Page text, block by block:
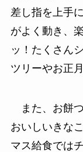
差し指を上手
がよく動き、
ッ！たくさん
ツリーやお正
また、お餅つ
おいしいきな
マス給食では